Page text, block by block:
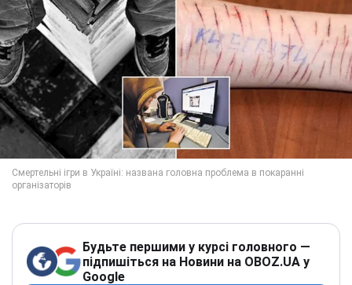
Будьте першими у курсі головного —
підпишіться на Новини на OBOZ.UA у
Google